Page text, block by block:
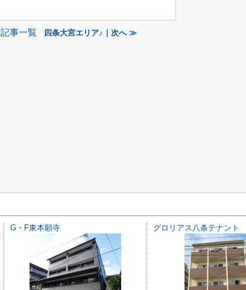
記事一覧 四条大宮エリア♪｜次へ ≫
G・F東本願寺 グロリアス八条テナント